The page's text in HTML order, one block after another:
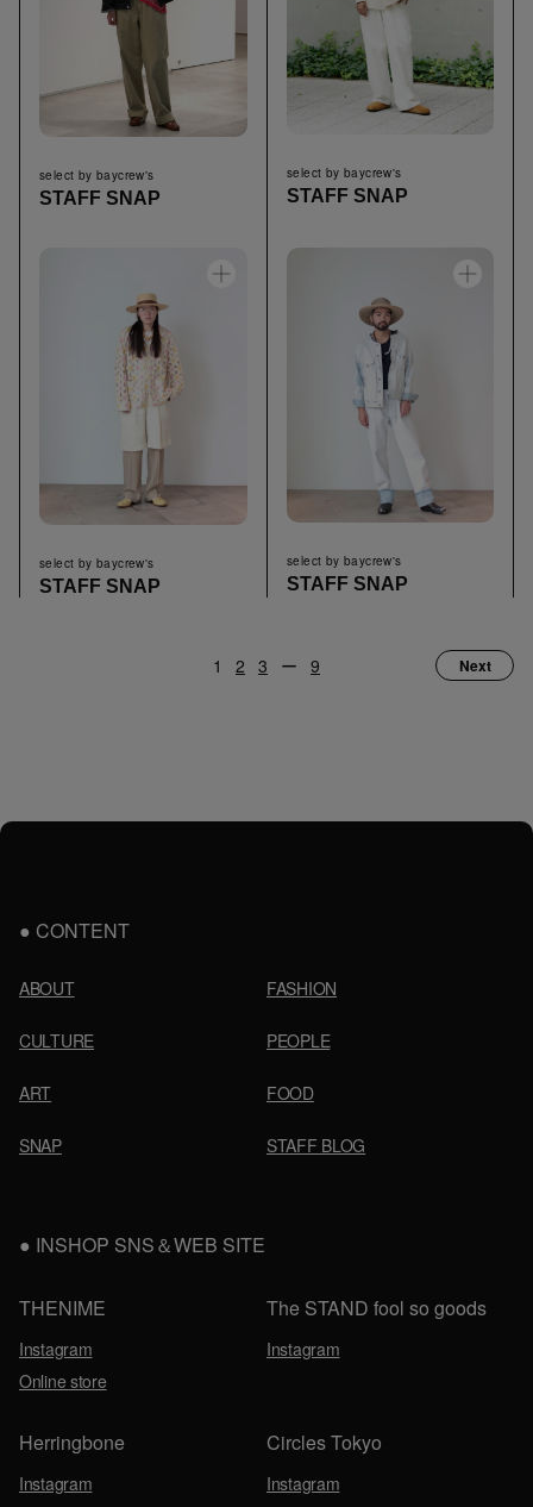
select by baycrew's
STAFF SNAP
select by baycrew's
STAFF SNAP
select by baycrew's
STAFF SNAP
select by baycrew's
STAFF SNAP
1 2 3 ー 9 Next
CONTENT
ABOUT FASHION
CULTURE PEOPLE
ART FOOD
SNAP STAFF BLOG
INSHOP SNS＆WEB SITE
THENIME
Instagram
Online store
The STAND fool so goods
Instagram
Herringbone
Instagram
Circles Tokyo
Instagram